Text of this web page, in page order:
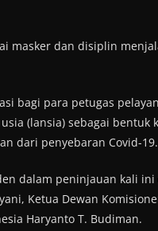
masker dan disiplin
bagi para petugas
(lansia) sebagai
dari penyebaran Covid-19.
dalam peninjauan kali
Ketua Dewan
Haryanto T. Budiman.